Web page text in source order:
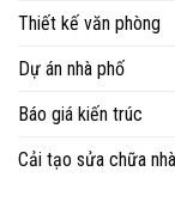
Thiết kế văn phòng
Dự án nhà phố
Báo giá kiến trúc
Cải tạo sửa chữa